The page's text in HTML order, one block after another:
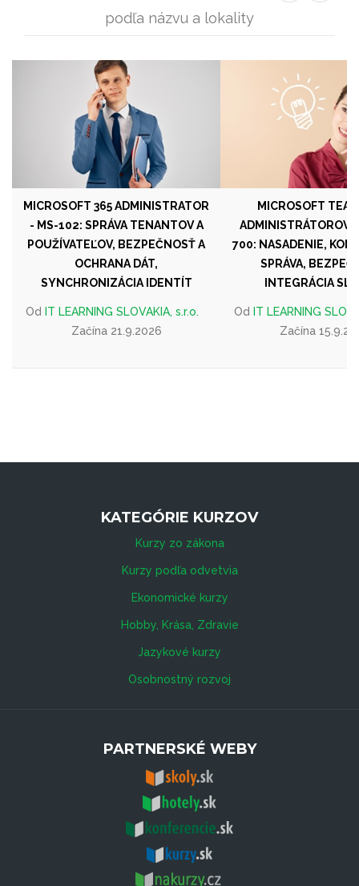
podľa názvu a lokality
MICROSOFT 365 ADMINISTRATOR
- MS-102: SPRÁVA TENANTOV A
POUŽÍVATEĽOV, BEZPEČNOSŤ A
OCHRANA DÁT,
SYNCHRONIZÁCIA IDENTÍT
Od IT LEARNING SLOVAKIA, s.r.o.
Začína 21.9.2026
MICROSOFT
ADMINISTRÁTOROV
700: NASADENIE,
SPRÁVA,
INTEGRÁCIA
Od IT LEARNING
Začína
KATEGÓRIE KURZOV
Kurzy zo zákona
Kurzy podľa odvetvia
Ekonomické kurzy
Hobby, Krása, Zdravie
Jazykové kurzy
Osobnostný rozvoj
PARTNERSKÉ WEBY